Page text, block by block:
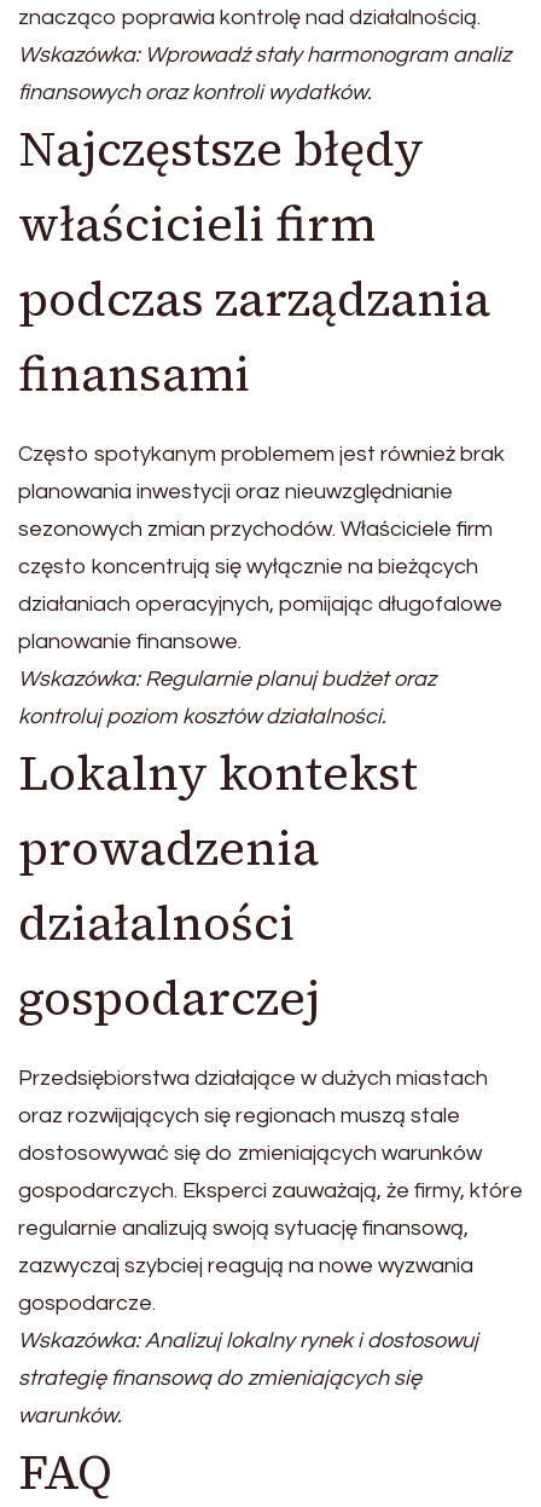
znacząco poprawia kontrolę nad działalnością.
Wskazówka: Wprowadź stały harmonogram analiz
finansowych oraz kontroli wydatków.
Najczęstsze błędy
właścicieli firm
podczas zarządzania
finansami
Często spotykanym problemem jest również brak
planowania inwestycji oraz nieuwzględnianie
sezonowych zmian przychodów. Właściciele firm
często koncentrują się wyłącznie na bieżących
działaniach operacyjnych, pomijając długofalowe
planowanie finansowe.
Wskazówka: Regularnie planuj budżet oraz
kontroluj poziom kosztów działalności.
Lokalny kontekst
prowadzenia
działalności
gospodarczej
Przedsiębiorstwa działające w dużych miastach
oraz rozwijających się regionach muszą stale
dostosowywać się do zmieniających warunków
gospodarczych. Eksperci zauważają, że firmy, które
regularnie analizują swoją sytuację finansową,
zazwyczaj szybciej reagują na nowe wyzwania
gospodarcze.
Wskazówka: Analizuj lokalny rynek i dostosowuj
strategię finansową do zmieniających się
warunków.
FAQ